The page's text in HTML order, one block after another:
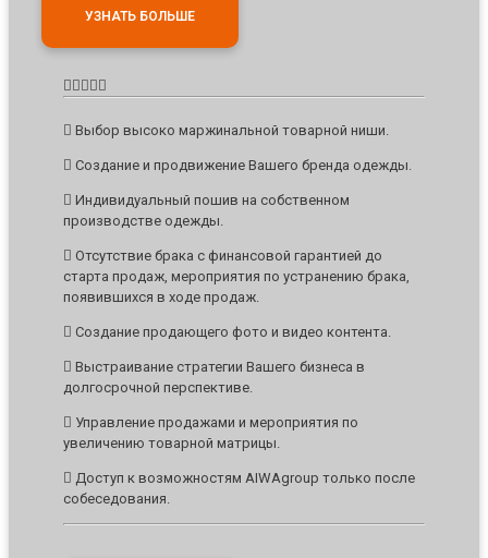
УЗНАТЬ БОЛЬШЕ
Выбор высоко маржинальной товарной ниши.
Создание и продвижение Вашего бренда одежды.
Индивидуальный пошив на собственном
производстве одежды.
Отсутствие брака с финансовой гарантией до
старта продаж, мероприятия по устранению брака,
появившихся в ходе продаж.
Создание продающего фото и видео контента.
Выстраивание стратегии Вашего бизнеса в
долгосрочной перспективе.
Управление продажами и мероприятия по
увеличению товарной матрицы.
Доступ к возможностям AIWAgroup только после
собеседования.